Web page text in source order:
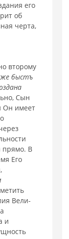
его
об
черта,
второму
быстъ
Сын
Он имеет
прямо. В
Его
Вели­
и